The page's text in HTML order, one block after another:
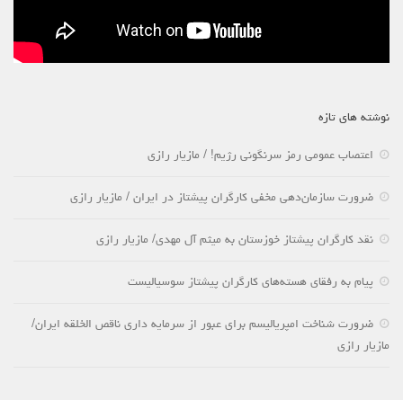
نوشته های تازه
اعتصاب عمومی رمز سرنگونی رژیم! / مازیار رازی
ضرورت سازمان‌دهی مخفی کارگران پیشتاز در ایران / مازیار رازی
نقد کارگران پیشتاز خوزستان به میثم آل مهدی/ مازیار رازی
پیام به رفقای هسته‌های کارگران پیشتاز سوسیالیست
ضرورت شناخت امپریالیسم برای عبور از سرمایه داری ناقص الخلقه ایران/
مازیار رازی